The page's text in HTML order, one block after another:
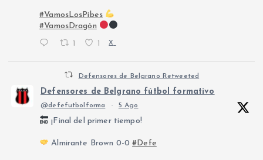
#VamosLosPibes
#VamosDragón
1 1 X
Defensores de Belgrano Retweeted
Defensores de Belgrano fútbol formativo
@defefutbolforma · 5 Ago
¡Final del primer tiempo!
Almirante Brown 0-0#Defe